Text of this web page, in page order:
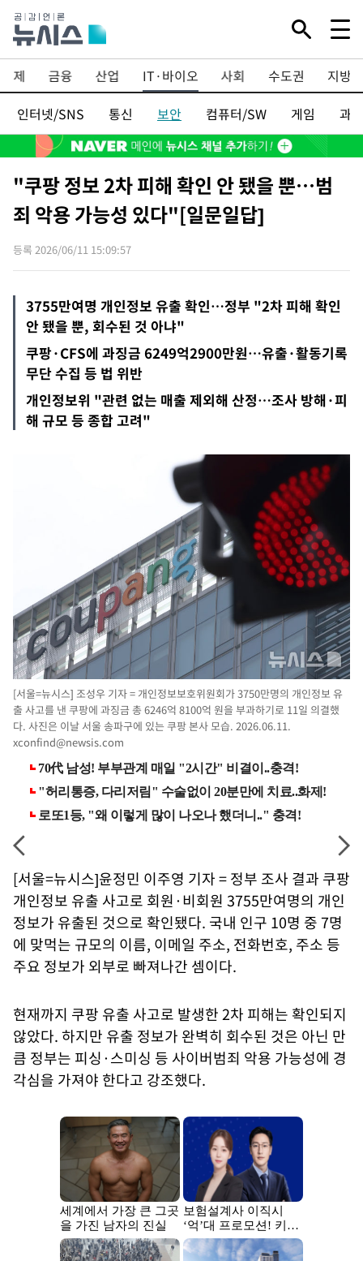
경제 금융 산업 IT·바이오 사회 수도권
지방
인터넷/SNS
통신 보안 컴퓨터/SW 게임 과학
"쿠팡 정보 2차 피해 확인 안 됐을 뿐…범
죄 악용 가능성 있다"[일문일답]
등록 2026/06/11 15:09:57
3755만여명 개인정보 유출 확인…정부 "2차 피해 확인
안 됐을 뿐, 회수된 것 아냐"
쿠팡·CFS에 과징금 6249억2900만원…유출·활동기록
무단 수집 등 법 위반
개인정보위 "관련 없는 매출 제외해 산정…조사 방해·피
해 규모 등 종합 고려"
[서울=뉴시스] 조성우 기자 = 개인정보보호위원회가 3750만명의 개인정보 유
출 사고를 낸 쿠팡에 과징금 총 6246억 8100억 원을 부과하기로 11일 의결했
다. 사진은 이날 서울 송파구에 있는 쿠팡 본사 모습. 2026.06.11.
xconfind@newsis.com
[서울=뉴시스]윤정민 이주영 기자 = 정부 조사 결과 쿠팡
개인정보 유출 사고로 회원·비회원 3755만여명의 개인
정보가 유출된 것으로 확인됐다. 국내 인구 10명 중 7명
에 맞먹는 규모의 이름, 이메일 주소, 전화번호, 주소 등
주요 정보가 외부로 빠져나간 셈이다.
현재까지 쿠팡 유출 사고로 발생한 2차 피해는 확인되지
않았다. 하지만 유출 정보가 완벽히 회수된 것은 아닌 만
큼 정부는 피싱·스미싱 등 사이버범죄 악용 가능성에 경
각심을 가져야 한다고 강조했다.